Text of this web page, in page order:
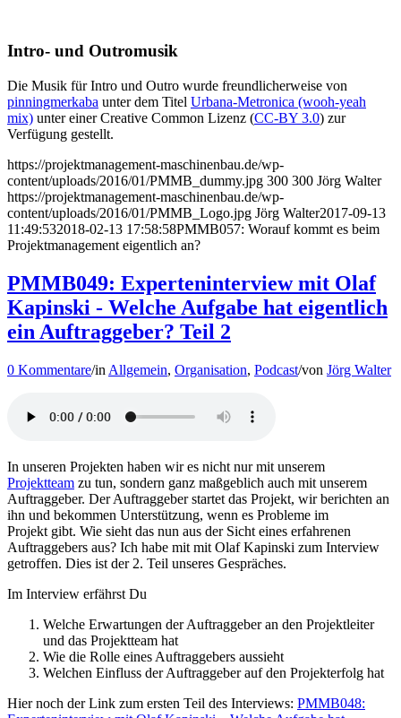
Intro- und Outromusik
Die Musik für Intro und Outro wurde freundlicherweise von
pinningmerkaba unter dem Titel Urbana-Metronica (wooh-yeah
mix) unter einer Creative Common Lizenz (CC-BY 3.0) zur
Verfügung gestellt.
https://projektmanagement-maschinenbau.de/wp-
content/uploads/2016/01/PMMB_dummy.jpg 300 300 Jörg Walter
https://projektmanagement-maschinenbau.de/wp-
content/uploads/2016/01/PMMB_Logo.jpg Jörg Walter2017-09-13
11:49:532018-02-13 17:58:58PMMB057: Worauf kommt es beim
Projektmanagement eigentlich an?
PMMB049: Experteninterview mit Olaf
Kapinski - Welche Aufgabe hat eigentlich
ein Auftraggeber? Teil 2
0 Kommentare/in Allgemein, Organisation, Podcast/von Jörg Walter
In unseren Projekten haben wir es nicht nur mit unserem
Projektteam zu tun, sondern ganz maßgeblich auch mit unserem
Auftraggeber. Der Auftraggeber startet das Projekt, wir berichten an
ihn und bekommen Unterstützung, wenn es Probleme im
Projekt gibt. Wie sieht das nun aus der Sicht eines erfahrenen
Auftraggebers aus? Ich habe mit mit Olaf Kapinski zum Interview
getroffen. Dies ist der 2. Teil unseres Gespräches.
Im Interview erfährst Du
Welche Erwartungen der Auftraggeber an den Projektleiter
und das Projektteam hat
Wie die Rolle eines Auftraggebers aussieht
Welchen Einfluss der Auftraggeber auf den Projekterfolg hat
Hier noch der Link zum ersten Teil des Interviews: PMMB048: